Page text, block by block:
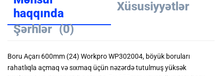
haqqında
Xüsusiyyətlər
Şərhlər (0)
Boru Açarı 600mm (24) Workpro WP302004, böyük boruları
rahatlıqla açmaq və sıxmaq üçün nəzərdə tutulmuş yüksək